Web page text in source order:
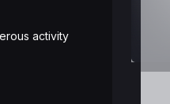
activity